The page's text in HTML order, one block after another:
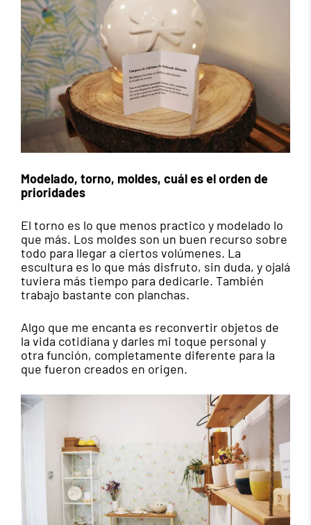
Modelado, torno, moldes, cuál es el orden de
prioridades
El torno es lo que menos practico y modelado lo
que más. Los moldes son un buen recurso sobre
todo para llegar a ciertos volúmenes. La
escultura es lo que más disfruto, sin duda, y ojalá
tuviera más tiempo para dedicarle. También
trabajo bastante con planchas.
Algo que me encanta es reconvertir objetos de
la vida cotidiana y darles mi toque personal y
otra función, completamente diferente para la
que fueron creados en origen.